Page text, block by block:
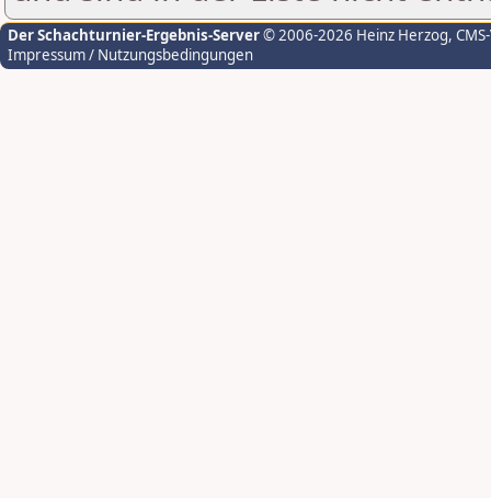
Der Schachturnier-Ergebnis-Server© 2006-2026 Heinz Herzog,
Impressum / Nutzungsbedingungen